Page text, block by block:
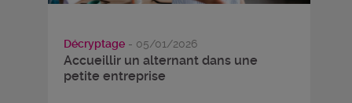
Décryptage - 05/01/2026
Accueillir un alternant dans une
petite entreprise